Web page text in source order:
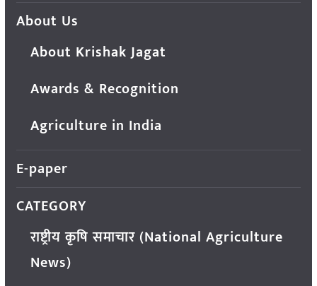
About Us
About Krishak Jagat
Awards & Recognition
Agriculture in India
E-paper
CATEGORY
राष्ट्रीय कृषि समाचार (National Agriculture
News)